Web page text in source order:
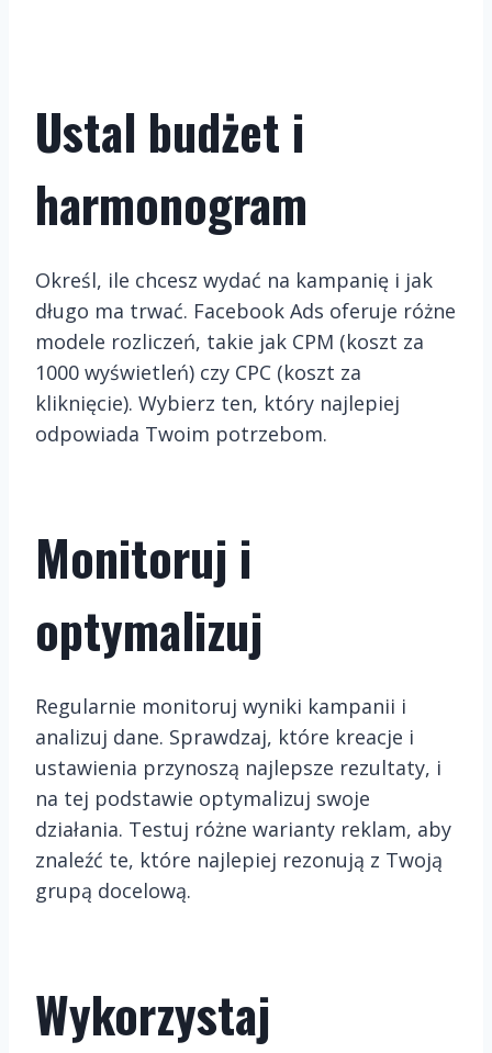
Ustal budżet i
harmonogram
Określ, ile chcesz wydać na kampanię i jak
długo ma trwać. Facebook Ads oferuje różne
modele rozliczeń, takie jak CPM (koszt za
1000 wyświetleń) czy CPC (koszt za
kliknięcie). Wybierz ten, który najlepiej
odpowiada Twoim potrzebom.
Monitoruj i
optymalizuj
Regularnie monitoruj wyniki kampanii i
analizuj dane. Sprawdzaj, które kreacje i
ustawienia przynoszą najlepsze rezultaty, i
na tej podstawie optymalizuj swoje
działania. Testuj różne warianty reklam, aby
znaleźć te, które najlepiej rezonują z Twoją
grupą docelową.
Wykorzystaj